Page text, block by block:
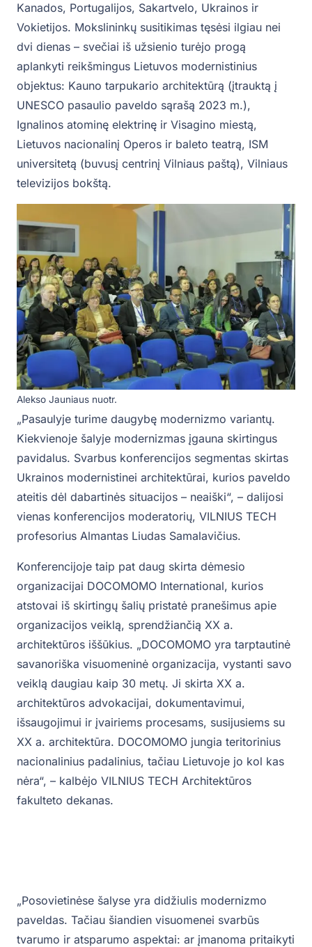
Kanados, Portugalijos, Sakartvelo, Ukrainos ir
Vokietijos. Mokslininkų susitikimas tęsėsi ilgiau nei
dvi dienas – svečiai iš užsienio turėjo progą
aplankyti reikšmingus Lietuvos modernistinius
objektus: Kauno tarpukario architektūrą (įtrauktą į
UNESCO pasaulio paveldo sąrašą 2023 m.),
Ignalinos atominę elektrinę ir Visagino miestą,
Lietuvos nacionalinį Operos ir baleto teatrą, ISM
universitetą (buvusį centrinį Vilniaus paštą), Vilniaus
televizijos bokštą.
Alekso Jauniaus nuotr.
„Pasaulyje turime daugybę modernizmo variantų.
Kiekvienoje šalyje modernizmas įgauna skirtingus
pavidalus. Svarbus konferencijos segmentas skirtas
Ukrainos modernistinei architektūrai, kurios paveldo
ateitis dėl dabartinės situacijos – neaiški“, – dalijosi
vienas konferencijos moderatorių, VILNIUS TECH
profesorius Almantas Liudas Samalavičius.
Konferencijoje taip pat daug skirta dėmesio
organizacijai DOCOMOMO International, kurios
atstovai iš skirtingų šalių pristatė pranešimus apie
organizacijos veiklą, sprendžiančią XX a.
architektūros iššūkius. „DOCOMOMO yra tarptautinė
savanoriška visuomeninė organizacija, vystanti savo
veiklą daugiau kaip 30 metų. Ji skirta XX a.
architektūros advokacijai, dokumentavimui,
išsaugojimui ir įvairiems procesams, susijusiems su
XX a. architektūra. DOCOMOMO jungia teritorinius
nacionalinius padalinius, tačiau Lietuvoje jo kol kas
nėra“, – kalbėjo VILNIUS TECH Architektūros
fakulteto dekanas.
„Posovietinėse šalyse yra didžiulis modernizmo
paveldas. Tačiau šiandien visuomenei svarbūs
tvarumo ir atsparumo aspektai: ar įmanoma pritaikyti